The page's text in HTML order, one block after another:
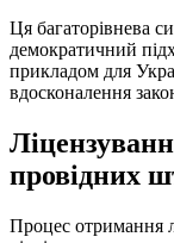
Ця багаторівнева
демократичний
прикладом для
вдосконалення
провідних
Процес отримання